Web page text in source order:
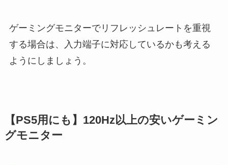
ゲーミングモニターでリフレッシュレートを重視
する場合は、入力端子に対応しているかも考える
ようにしましょう。
【PS5用にも】120Hz以上の安いゲーミン
グモニター